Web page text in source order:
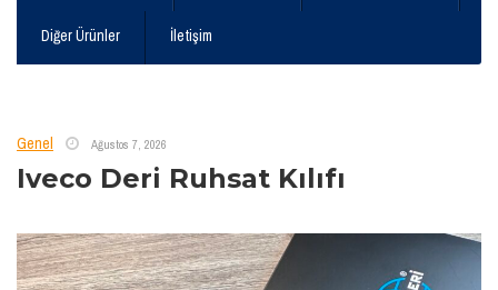
Diğer Ürünler İletişim
Genel Ağustos 7, 2026
Iveco Deri Ruhsat Kılıfı